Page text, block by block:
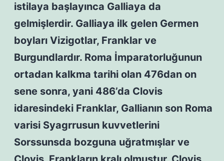
istilaya başlayınca Galliaya da
gelmişlerdir. Galliaya ilk gelen Germen
boyları Vizigotlar, Franklar ve
Burgundlardır. Roma İmparatorluğunun
ortadan kalkma tarihi olan 476dan on
sene sonra, yani 486’da Clovis
idaresindeki Franklar, Gallianın son Roma
varisi Syagrrusun kuvvetlerini
Sorssunsda bozguna uğratmışlar ve